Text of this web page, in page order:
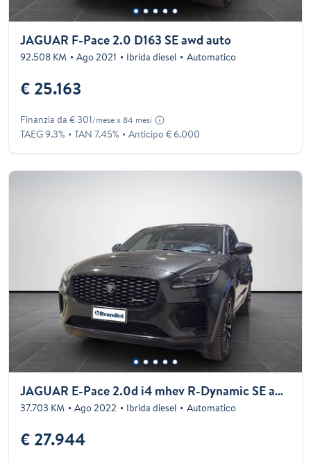
JAGUAR F-Pace 2.0 D163 SE awd auto
92.508 KM Ago 2021 Ibrida diesel Automatico
€ 25.163
Finanzia da € 301/mese x 84 mesi
TAEG 9.3% TAN 7.45% Anticipo € 6.000
JAGUAR E-Pace 2.0d i4 mhev R-Dynamic SE awd 163cv auto
37.703 KM Ago 2022 Ibrida diesel Automatico
€ 27.944